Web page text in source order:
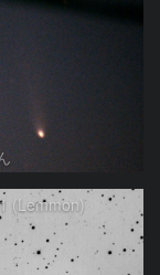
(Lemmon)